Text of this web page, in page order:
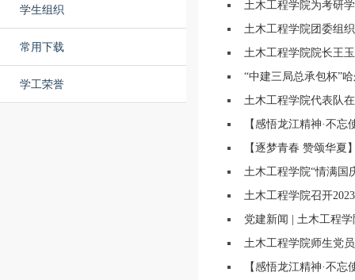
学生组织
常用下载
学工荣誉
土木工程学院为考研
土木工程学院团委组
土木工程学院院长王
“中建三局总承包杯”
土木工程学院代表队
【感悟龙江精神·不
【逐梦青春 赞颂华
土木工程学院“情满国
土木工程学院召开
党建新闻 | 土木工程
土木工程学院师生党
【感悟龙江精神·不